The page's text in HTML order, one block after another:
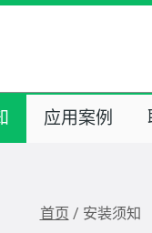
应用案例
首页 / 安装须知